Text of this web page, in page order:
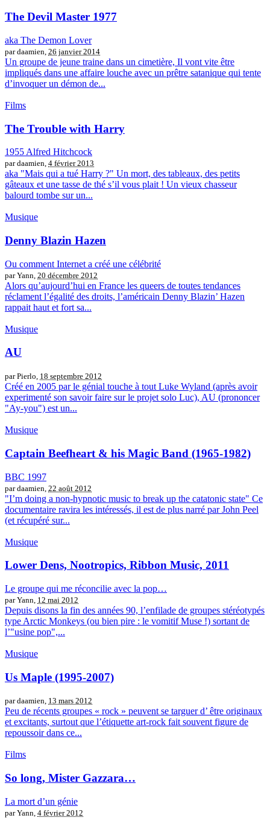
The Devil Master 1977
aka The Demon Lover
par daamien, 26 janvier 2014
Un groupe de jeune traine dans un cimetière, Il vont vite être
impliqués dans une affaire louche avec un prêtre satanique qui tente
d’invoquer un démon de...
Films
The Trouble with Harry
1955 Alfred Hitchcock
par daamien, 4 février 2013
aka "Mais qui a tué Harry ?" Un mort, des tableaux, des petits
gâteaux et une tasse de thé s’il vous plait ! Un vieux chasseur
balourd tombe sur un...
Musique
Denny Blazin Hazen
Ou comment Internet a créé une célébrité
par Yann, 20 décembre 2012
Alors qu’aujourd’hui en France les queers de toutes tendances
réclament l’égalité des droits, l’américain Denny Blazin’ Hazen
rappait haut et fort sa...
Musique
AU
par Pierlo, 18 septembre 2012
Créé en 2005 par le génial touche à tout Luke Wyland (après avoir
experimenté son savoir faire sur le projet solo Luc), AU (prononcer
"Ay-you") est un...
Musique
Captain Beefheart & his Magic Band (1965-1982)
BBC 1997
par daamien, 22 août 2012
"I’m doing a non-hypnotic music to break up the catatonic state" Ce
documentaire ravira les intéressés, il est de plus narré par John Peel
(et récupéré sur...
Musique
Lower Dens, Nootropics, Ribbon Music, 2011
Le groupe qui me réconcilie avec la pop…
par Yann, 12 mai 2012
Depuis disons la fin des années 90, l’enfilade de groupes stéréotypés
type Arctic Monkeys (ou bien pire : le vomitif Muse !) sortant de
l’"usine pop",...
Musique
Us Maple (1995-2007)
par daamien, 13 mars 2012
Peu de récents groupes « rock » peuvent se targuer d’ être originaux
et excitants, surtout que l’étiquette art-rock fait souvent figure de
repoussoir dans ce...
Films
So long, Mister Gazzara…
La mort d’un génie
par Yann, 4 février 2012